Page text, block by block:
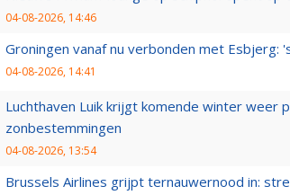
04-08-2026, 14:46
Groningen vanaf nu verbonden met Esbjerg:
04-08-2026, 14:41
Luchthaven Luik krijgt komende winter weer
zonbestemmingen
04-08-2026, 13:54
Brussels Airlines grijpt ternauwernood in: